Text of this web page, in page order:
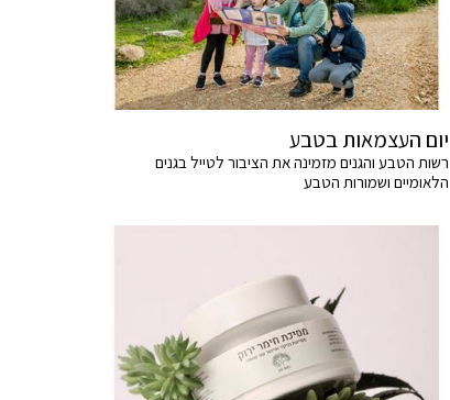
יום העצמאות בטבע
רשות הטבע והגנים מזמינה את הציבור לטייל בגנים
הלאומיים ושמורות הטבע